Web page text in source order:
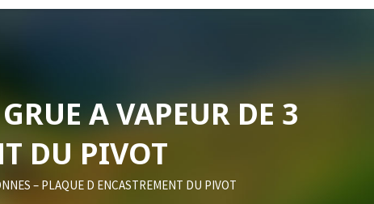
A VAPEUR DE 3
DU PIVOT
– PLAQUE D ENCASTREMENT DU PIVOT